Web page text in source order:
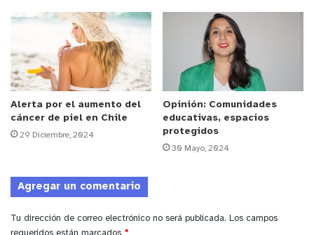
ejercicio profesional.
Enfocándonos en una profesión ligada a la
comunicación como lo es el periodismo, se puede
visualizar que muchas veces el ejercicio
profesional periodístico no es elideal, yaque por
parte de algunos profesionales de la comunicación
se llega a manipular en demasía la información.
Sin embargo, en más de un periodista la ética se
ve más que reflejada tanto en su comportamiento
y así también en su forma de ser como persona.
Alerta por el aumento del
cáncer de piel en Chile
29 Diciembre, 2024
Opinión: Comunidades
educativas, espacios
protegidos
30 Mayo, 2024
Agregar un comentario
Tu dirección de correo electrónico no será publicada. Los campos
requeridos están marcados *